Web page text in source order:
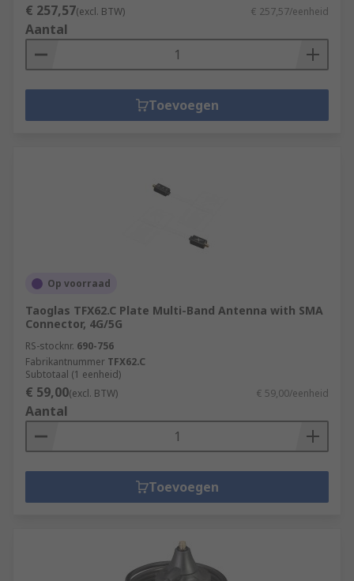
€ 257,57(excl. BTW) € 257,57/eenheid
Aantal
Toevoegen
Op voorraad
Taoglas TFX62.C Plate Multi-Band Antenna with SMA
Connector, 4G/5G
RS-stocknr. 690-756
Fabrikantnummer TFX62.C
Subtotaal (1 eenheid)
€ 59,00(excl. BTW) € 59,00/eenheid
Aantal
Toevoegen